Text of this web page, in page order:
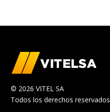
© 2026 VITEL SA
Todos los derechos reservados